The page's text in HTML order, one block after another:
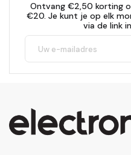
Ontvang €2,50 korting
€20. Je kunt je op elk
via de link